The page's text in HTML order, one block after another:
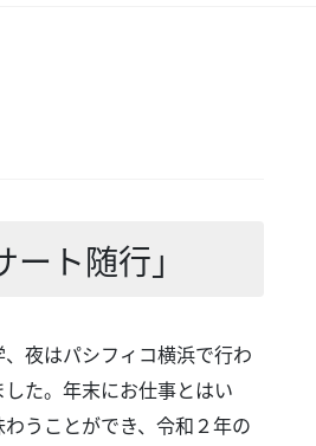
ト随行」
夜はパシフィコ横浜で行わ
た。年末にお仕事とはい
うことができ、令和２年の